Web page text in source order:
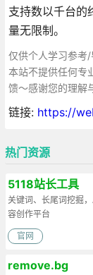
支持数以千台的
量无限制。
仅供个人学习参考/
本站不提供任何专
馈～感谢您的理解
链接: https://
热门资源
5118站长工具
关键词、长尾词挖掘
容创作平台
官网
remove.bg